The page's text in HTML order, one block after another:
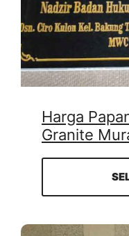
Harga
Granite